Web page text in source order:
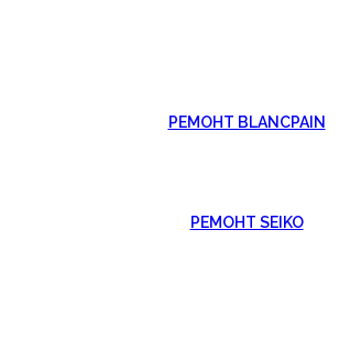
РЕМОНТ BLANCPAIN
РЕМОНТ SEIKO